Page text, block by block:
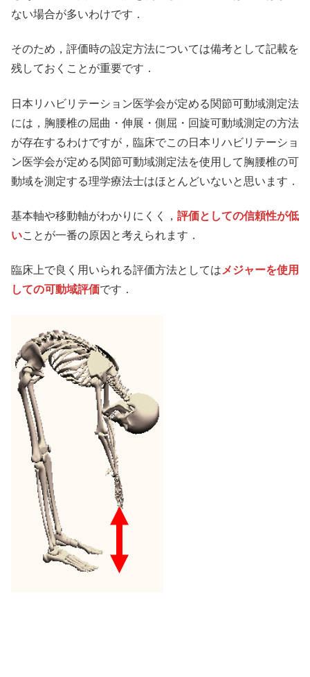
ない場合が多いわけです．
そのため，評価時の設定方法については備考として記載を
残しておくことが重要です．
日本リハビリテーション医学会が定める関節可動域測定法
には，胸腰椎の屈曲・伸展・側屈・回旋可動域測定の方法
が存在するわけですが，臨床でこの日本リハビリテーショ
ン医学会が定める関節可動域測定法を使用して胸腰椎の可
動域を測定する理学療法士はほとんどいないと思います．
基本軸や移動軸がわかりにくく， 評価としての信頼性が低
いことが一番の原因と考えられます．
臨床上で良く用いられる評価方法としては メジャーを使用
しての可動域評価です．